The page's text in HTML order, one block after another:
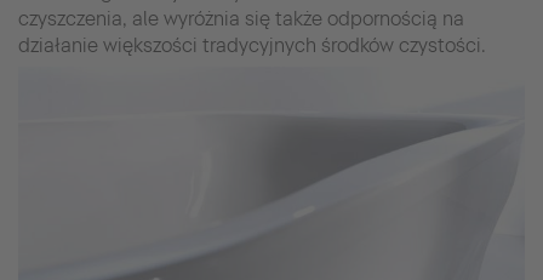
czyszczenia, ale wyróżnia się także odpornością na
działanie większości tradycyjnych środków czystości.